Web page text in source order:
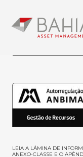
O BAHIA ASSET
LEIA A LÂMINA DE
ANEXO-CLASSE E O